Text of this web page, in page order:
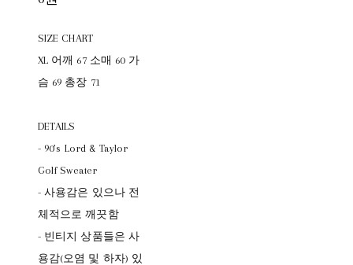
SIZE CHART
XL 어깨 67 소매 60 가
슴 69 총장 71
DETAILS
- 90’s Lord & Taylor
Golf Sweater
- 사용감은 있으나 전
체적으로 깨끗함
- 빈티지 상품들은 사
용감(오염 및 하자) 있